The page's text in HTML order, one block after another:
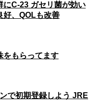
にC-23 ガセリ菌が効い
好、QOLも改善
をもらってます
で初期登録しよう JRE